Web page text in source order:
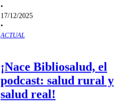
•
17/12/2025
•
ACTUAL
¡Nace Bibliosalud, el
podcast: salud rural y
salud real!